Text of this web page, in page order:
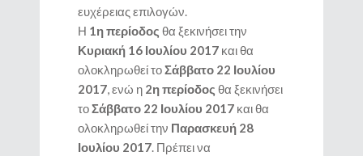
ευχέρειας επιλογών.
Η 1η περίοδος θα ξεκινήσει την
Κυριακή 16 Ιουλίου 2017 και θα
ολοκληρωθεί τοΣάββατο 22 Ιουλίου
2017, ενώ η 2η περίοδος θα ξεκινήσει
τοΣάββατο 22 Ιουλίου 2017 και θα
ολοκληρωθεί την Παρασκευή 28
Ιουλίου 2017. Πρέπει να